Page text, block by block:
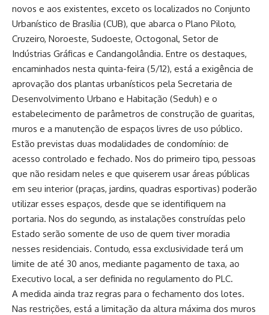
novos e aos existentes, exceto os localizados no Conjunto
Urbanístico de Brasília (CUB), que abarca o Plano Piloto,
Cruzeiro, Noroeste, Sudoeste, Octogonal, Setor de
Indústrias Gráficas e Candangolândia. Entre os destaques,
encaminhados nesta quinta-feira (5/12), está a exigência de
aprovação dos plantas urbanísticos pela Secretaria de
Desenvolvimento Urbano e Habitação (Seduh) e o
estabelecimento de parâmetros de construção de guaritas,
muros e a manutenção de espaços livres de uso público.
Estão previstas duas modalidades de condomínio: de
acesso controlado e fechado. Nos do primeiro tipo, pessoas
que não residam neles e que quiserem usar áreas públicas
em seu interior (praças, jardins, quadras esportivas) poderão
utilizar esses espaços, desde que se identifiquem na
portaria. Nos do segundo, as instalações construídas pelo
Estado serão somente de uso de quem tiver moradia
nesses residenciais. Contudo, essa exclusividade terá um
limite de até 30 anos, mediante pagamento de taxa, ao
Executivo local, a ser definida no regulamento do PLC.
A medida ainda traz regras para o fechamento dos lotes.
Nas restrições, está a limitação da altura máxima dos muros